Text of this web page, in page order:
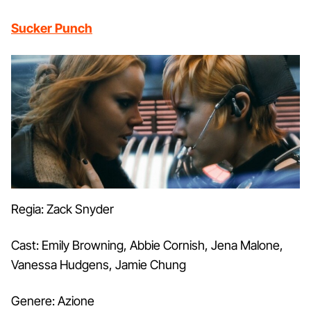
Sucker Punch
Regia: Zack Snyder
Cast: Emily Browning, Abbie Cornish, Jena Malone,
Vanessa Hudgens, Jamie Chung
Genere: Azione